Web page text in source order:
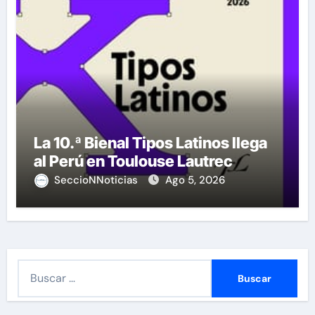
La 10.ª Bienal Tipos Latinos llega
al Perú en Toulouse Lautrec
SeccioNNoticias Ago 5, 2026